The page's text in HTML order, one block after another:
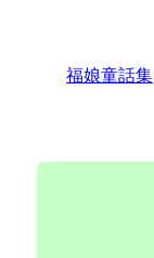
福娘童話集